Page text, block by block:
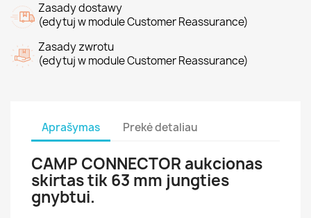
Zasady dostawy
(edytuj w module Customer Reassurance)
Zasady zwrotu
(edytuj w module Customer Reassurance)
Aprašymas Prekė detaliau
CAMP CONNECTOR aukcionas
skirtas tik 63 mm jungties
gnybtui.